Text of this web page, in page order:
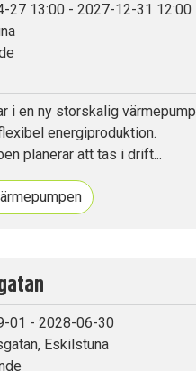
27 13:00 - 2027-12-31 12:00
i en ny storskalig värmepump
energiproduktion.
planerar att tas i drift...
01 - 2028-06-30
Eskilstuna